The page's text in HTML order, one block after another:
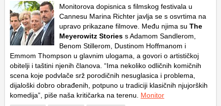
Monitorova dopisnica s filmskog festivala u
Cannesu Marina Richter javlja se s osvrtima na
upravo prikazane filmove. Među njima su The
Meyerowitz Stories s Adamom Sandlerom,
Benom Stillerom, Dustinom Hoffmanom i
Emmom Thompson u glavnim ulogama, a govori o artističkoj
obitelji i taštini njenih članova. “Ima nekoliko odličnih komičnih
scena koje podvlače srž porodičnih nesuglasica i problema,
dijaloški dobro obrađenih, potpuno u tradiciji klasičnih njujorških
komedija”, piše naša kritičarka na terenu. Monitor